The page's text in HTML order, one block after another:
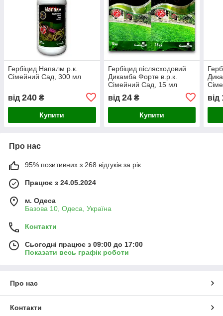
Гербіцид Напалм р.к.
Сімейний Сад, 300 мл
від 240 ₴
Купити
Гербіцид післясходовий
Дикамба Форте в.р.к.
Сімейний Сад, 15 мл
від 24₴
Купити
від
Про нас
95% позитивних з 268 відгуків за рік
Працює з 24.05.2024
м. Одеса
Базова 10, Одеса, Україна
Контакти
Сьогодні працює з 09:00 до 17:00
Показати весь графік роботи
Про нас
Контакти